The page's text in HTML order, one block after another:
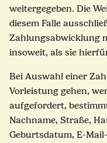
weitergegeben. Die
diesem Falle
Zahlungsabwicklung
insoweit, als sie
Bei Auswahl einer
Vorleistung gehen,
aufgefordert,
Nachname, Straße,
Geburtsdatum, E-